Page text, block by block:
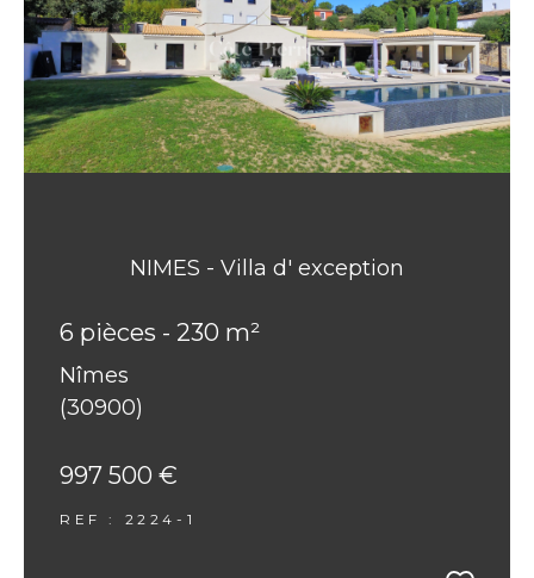
NIMES - Villa d' exception
6 pièces - 230 m²
Nîmes
(30900)
997 500 €
REF : 2224-1